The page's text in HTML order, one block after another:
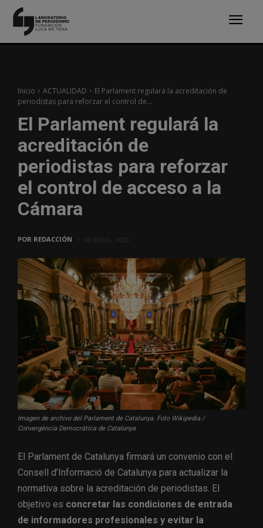
Inicio ACTUALIDAD
El Parlament regulará la acreditación de
periodistas para reforzar el control de...
El Parlament regulará la
acreditación de
periodistas para reforzar
el control de acceso a la
Cámara
POR REDACCIÓN
Imagen de archivo del Parlament de Catalunya. Foto Wikipedia /
Convergència Democràtica de Catalunya
El Parlament de Catalunya firmará un convenio con el
Consell d’Informació de Catalunya para actualizar la
normativa sobre la acreditación de periodistas. El
objetivo es concretar las condiciones de entrada
de informadores profesionales y evitar la